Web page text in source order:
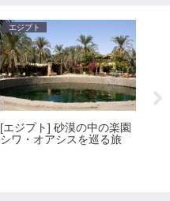
エジプト
[エジプト] 砂漠の中の楽園
シワ・オアシスを巡る旅